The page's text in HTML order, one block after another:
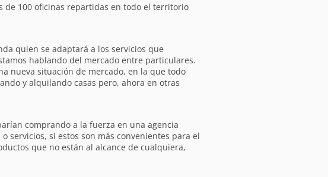
de 100 oficinas repartidas en todo el territorio
quien se adaptará a los servicios que
hablando del mercado entre particulares.
nueva situación de mercado, en la que todo
y alquilando casas pero, ahora en otras
comprando a la fuerza en una agencia
servicios, si estos son más convenientes para el
que no están al alcance de cualquiera,